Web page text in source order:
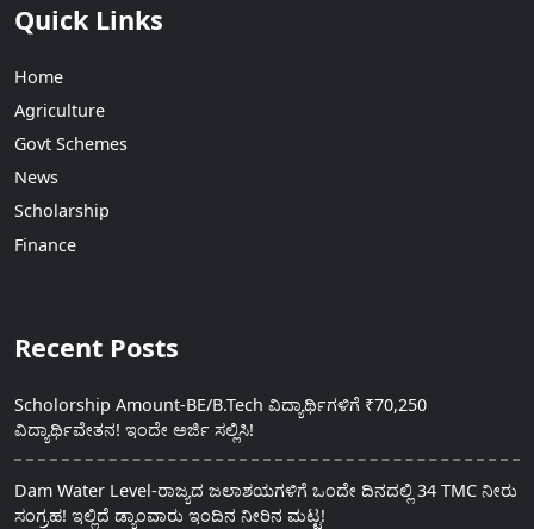
Quick Links
Home
Agriculture
Govt Schemes
News
Scholarship
Finance
Recent Posts
Scholorship Amount-BE/B.Tech ವಿದ್ಯಾರ್ಥಿಗಳಿಗೆ ₹70,250
ವಿದ್ಯಾರ್ಥಿವೇತನ! ಇಂದೇ ಅರ್ಜಿ ಸಲ್ಲಿಸಿ!
Dam Water Level-ರಾಜ್ಯದ ಜಲಾಶಯಗಳಿಗೆ ಒಂದೇ ದಿನದಲ್ಲಿ 34 TMC ನೀರು
ಸಂಗ್ರಹ! ಇಲ್ಲಿದೆ ಡ್ಯಾಂವಾರು ಇಂದಿನ ನೀರಿನ ಮಟ್ಟ!